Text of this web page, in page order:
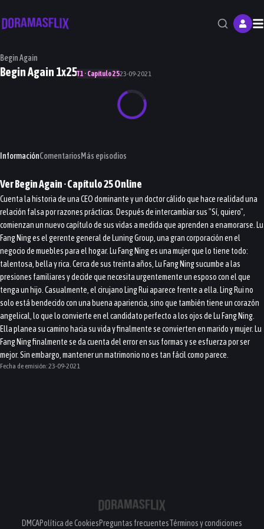
Begin Again
Begin Again 1x25T1 · Capítulo 2523-09-2021
InformaciónComentariosMás episodios
VerBegin Again· Capítulo25Online
Cuenta la historia de una CEO dominante y un doctor cálido que hace realidad una
relación falsa por razones prácticas. Después de intercambiar sus "Sí, quiero",
comienzan un nuevo capítulo de sus vidas a medida que aprenden a enamorarse. Lu
Fang Ning es el gerente general de Luning Group, una gran corporación en el
negocio de muebles para el hogar. Lu Fang Ning es una mujer que lo tiene todo:
talentosa, bella y rica. Cerca de sus treinta años, Lu Fang Ning sucumbe a las
presiones familiares y decide que necesita urgentemente un esposo con el que
tenga un hijo. Casualmente, el cirujano Ling Rui aparece frente a ella. Ling Rui no
solo está bendecido con una buena apariencia, sino que también tiene un corazón
angelical, lo que lo convierte en el candidato perfecto a los ojos de Lu Fang Ning.
Ella planea su camino hacia su vida y finalmente se convierten en marido y mujer. Lu
Fang Ning finalmente se da cuenta del error en sus formas y se esfuerza por ser
mejor. Sin embargo, mantener un matrimonio no es tan fácil como parece.
Fecha de emisión:23-09-2021
DMCAPolítica de CookiesPreguntas frecuentesTérminos y condiciones